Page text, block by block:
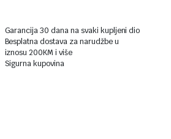
Garancija 30 dana na svaki kupljeni dio
Besplatna dostava za narudžbe u
iznosu 200KM i više
Sigurna kupovina